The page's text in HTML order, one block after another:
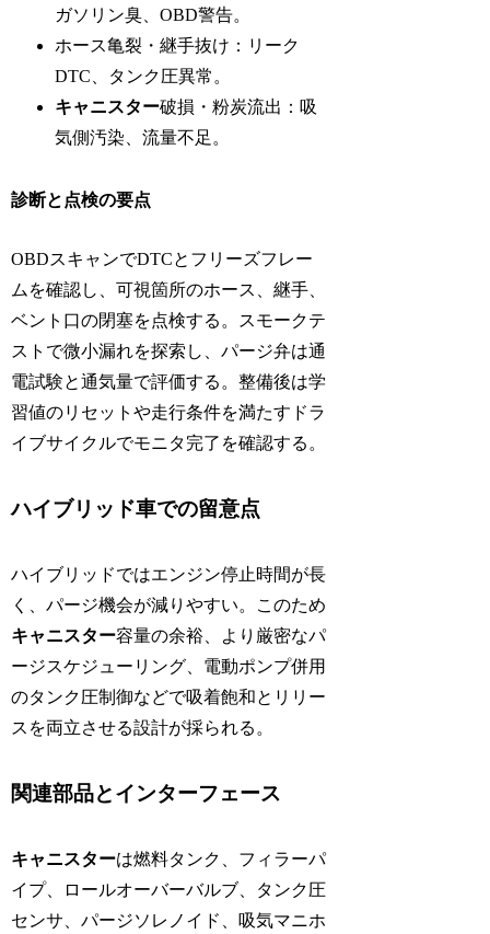
ガソリン臭、OBD警告。
ホース亀裂・継手抜け：リーク
DTC、タンク圧異常。
キャニスター破損・粉炭流出：吸
気側汚染、流量不足。
診断と点検の要点
OBDスキャンでDTCとフリーズフレー
ムを確認し、可視箇所のホース、継手、
ベント口の閉塞を点検する。スモークテ
ストで微小漏れを探索し、パージ弁は通
電試験と通気量で評価する。整備後は学
習値のリセットや走行条件を満たすドラ
イブサイクルでモニタ完了を確認する。
ハイブリッド車での留意点
ハイブリッドではエンジン停止時間が長
く、パージ機会が減りやすい。このため
キャニスター容量の余裕、より厳密なパ
ージスケジューリング、電動ポンプ併用
のタンク圧制御などで吸着飽和とリリー
スを両立させる設計が採られる。
関連部品とインターフェース
キャニスターは燃料タンク、フィラーパ
イプ、ロールオーバーバルブ、タンク圧
センサ、パージソレノイド、吸気マニホ